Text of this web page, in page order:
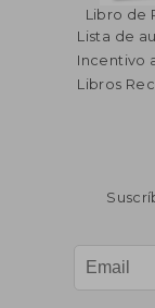
Libro de
Lista de
Incentivo
Libros